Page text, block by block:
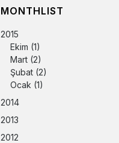
MONTHLIST
2015
Ekim (1)
Mart (2)
Şubat (2)
Ocak (1)
2014
2013
2012